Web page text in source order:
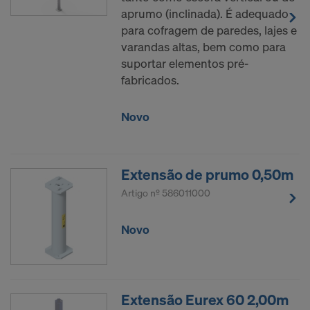
aprumo (inclinada). É adequado
para cofragem de paredes, lajes e
varandas altas, bem como para
suportar elementos pré-
fabricados.
Novo
Extensão de prumo 0,50m
Artigo nº 586011000
Novo
Extensão Eurex 60 2,00m
Necessitamos do seu consentimento expresso
para podermos continuar a transferir os seus
dados pessoais a estes operadores.
Pode retirar o seu consentimento em qualquer
definições de cookies no site.
SEUS DADOS PESSOAIS PARA OS
EUA?